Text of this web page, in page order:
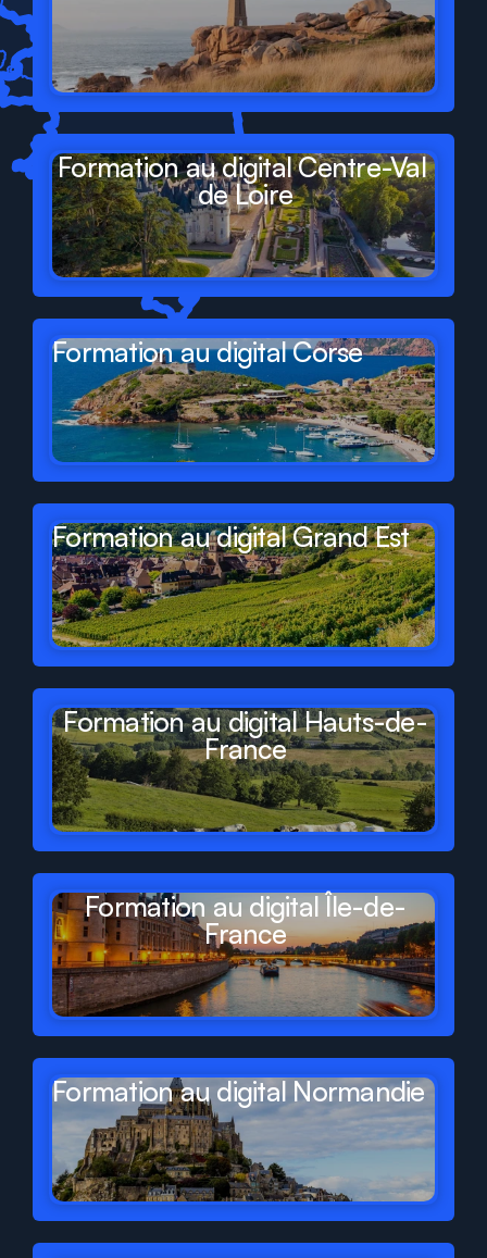
Formation au digital Centre-Val
de Loire
Formation au digital Corse
Formation au digital Grand Est
Formation au digital Hauts-de-
France
Formation au digital Île-de-
France
Formation au digital Normandie